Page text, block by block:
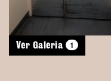
Ver Galeria 1